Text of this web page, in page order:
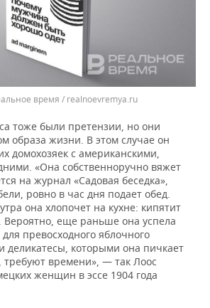
время / realnoevremya.ru
тоже были претензии, но они
образа жизни. В этом случае он
домохозяек с американскими,
«Она собственноручно вяжет
на журнал «Садовая беседка»,
ровно в час дня подает обед.
она хлопочет на кухне: кипятит
Вероятно, еще раньше она успела
превосходного яблочного
деликатесы, которыми она пичкает
требуют времени», — так Лоос
женщин в эссе 1904 года